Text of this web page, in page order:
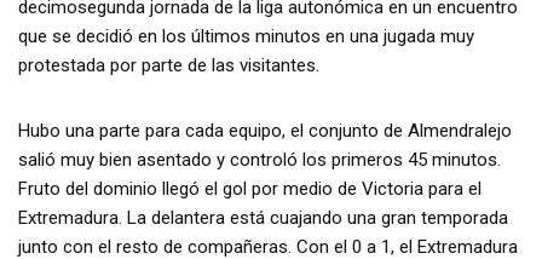
decimosegunda jornada de la liga autonómica en un encuentro
que se decidió en los últimos minutos en una jugada muy
protestada por parte de las visitantes.
Hubo una parte para cada equipo, el conjunto de Almendralejo
salió muy bien asentado y controló los primeros 45 minutos.
Fruto del dominio llegó el gol por medio de Victoria para el
Extremadura. La delantera está cuajando una gran temporada
junto con el resto de compañeras. Con el 0 a 1, el Extremadura